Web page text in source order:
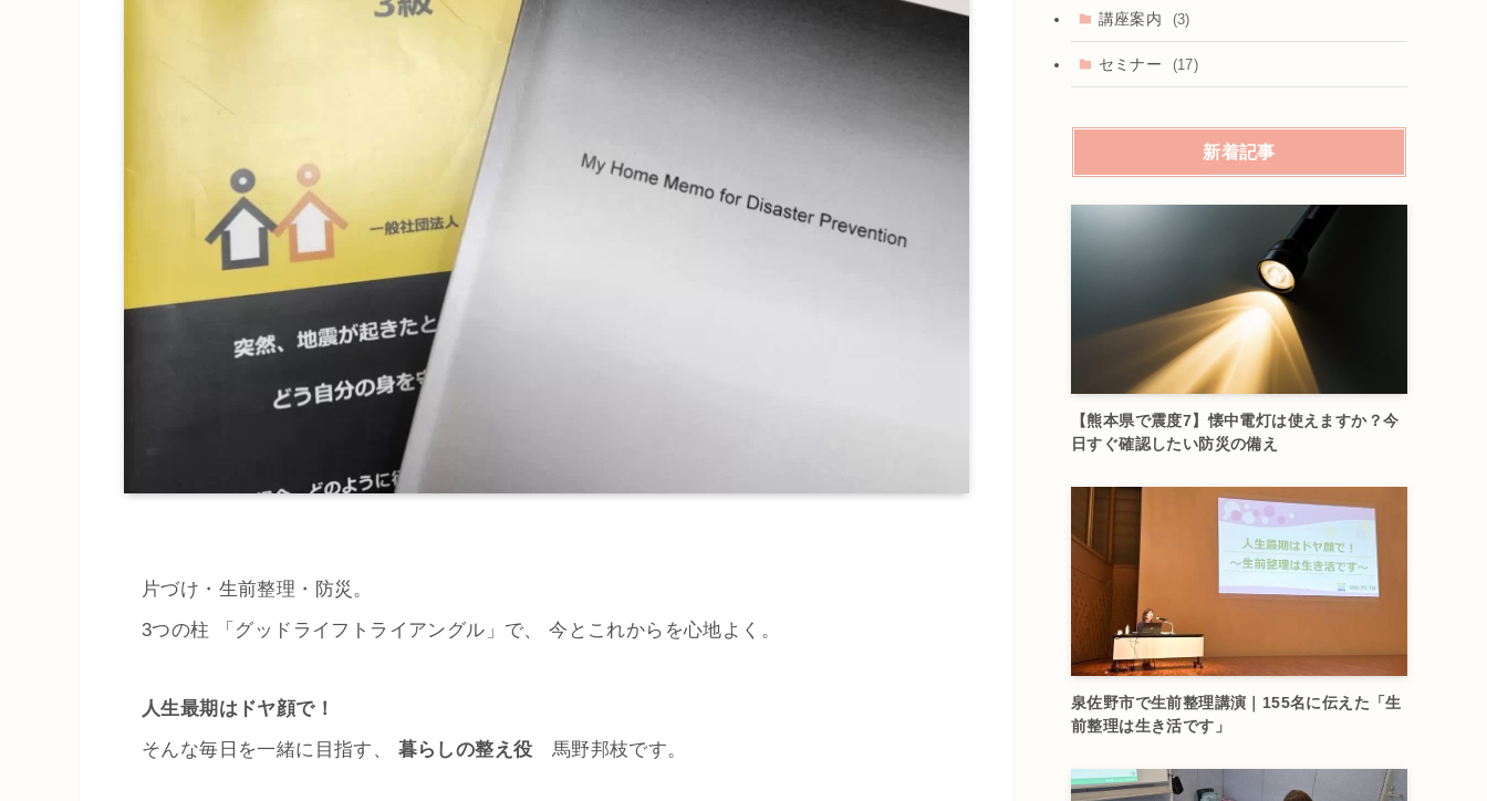
片づけ・生前整理・防災。
3つの柱 「グッドライフトライアングル」で、 今とこれからを心地よく。
人生最期はドヤ顔で！
そんな毎日を一緒に目指す、 暮らしの整え役 馬野邦枝です。
講座案内 (3)
セミナー (17)
新着記事
【熊本県で震度7】懐中電灯は使えますか？今
日すぐ確認したい防災の備え
泉佐野市で生前整理講演｜155名に伝えた「生
前整理は生き活です」